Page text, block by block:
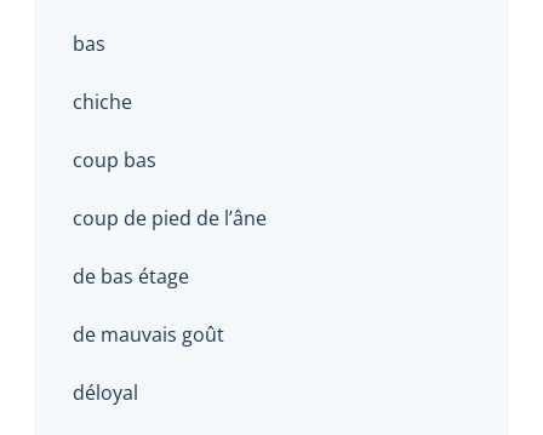
bas
chiche
coup bas
coup de pied de l’âne
de bas étage
de mauvais goût
déloyal